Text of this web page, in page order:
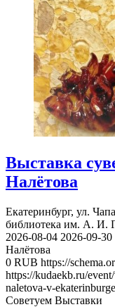
Выставка
Налётова
Екатеринбург, ул.
библиотека им. А. И.
2026-08-04 2026-09-30
Налётова
0 RUB https://
https://kudaekb.ru/
naletova-v-
Советуем Выставки